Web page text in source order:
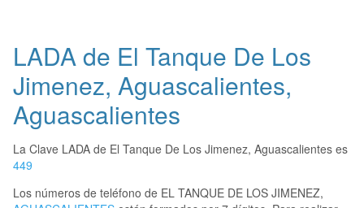
LADA de El Tanque De Los
Jimenez, Aguascalientes,
Aguascalientes
La Clave LADA de El Tanque De Los Jimenez, Aguascalientes es
449
Los números de teléfono de EL TANQUE DE LOS JIMENEZ,